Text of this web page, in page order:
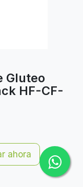
Gluteo
HF-CF-
ahora